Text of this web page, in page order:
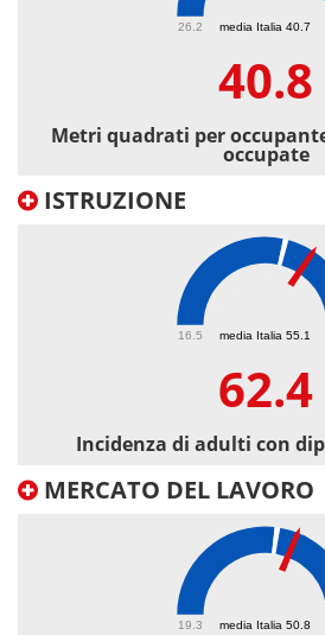
media Italia 40.7
26.2
40.8
Metri quadrati per
occupate
ISTRUZIONE
media Italia 55.1
16.5
62.4
Incidenza di adulti con
MERCATO DEL LAVORO
media Italia 50.8
19.3